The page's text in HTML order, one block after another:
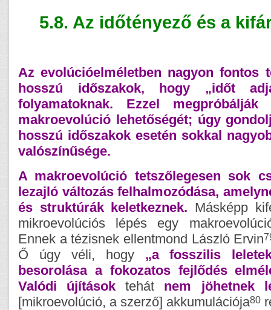
5.8. Az időtényező és a
Az evolúcióelméletben nagyon fontos
hosszú időszakok, hogy „időt
folyamatoknak. Ezzel
makroevolúció lehetőségét; úgy
hosszú időszakok esetén sokkal
valószínűsége.
A makroevolúció tetszőlegesen sok
lezajló változás felhalmozódása,
és struktúrák keletkeznek. Másképp
mikroevolúciós lépés egy
Ennek a tézisnek ellentmond László Ervin
Ő úgy véli, hogy „a fosszilis
besorolása a fokozatos fejlődés
Valódi újítások tehát nem
jöhetnek
[mikroevolúció, a szerző] akkumulációja80